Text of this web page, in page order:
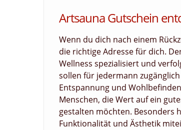
Artsauna Gutschein
Wenn du dich nach einem
die richtige Adresse für dich.
Wellness spezialisiert und
sollen für jedermann
Entspannung und
Menschen, die Wert auf ein
gestalten möchten. Besonders
Funktionalität und Ästhetik